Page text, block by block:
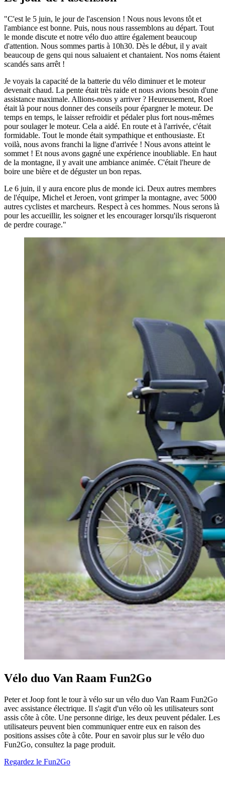
"C'est le 5 juin, le jour de l'ascension ! Nous nous levons tôt et
l'ambiance est bonne. Puis, nous nous rassemblons au départ. Tout
le monde discute et notre vélo duo attire également beaucoup
d'attention. Nous sommes partis à 10h30. Dès le début, il y avait
beaucoup de gens qui nous saluaient et chantaient. Nos noms étaient
scandés sans arrêt !
Je voyais la capacité de la batterie du vélo diminuer et le moteur
devenait chaud. La pente était très raide et nous avions besoin d'une
assistance maximale. Allions-nous y arriver ? Heureusement, Roel
était là pour nous donner des conseils pour épargner le moteur. De
temps en temps, le laisser refroidir et pédaler plus fort nous-mêmes
pour soulager le moteur. Cela a aidé. En route et à l'arrivée, c'était
formidable. Tout le monde était sympathique et enthousiaste. Et
voilà, nous avons franchi la ligne d'arrivée ! Nous avons atteint le
sommet ! Et nous avons gagné une expérience inoubliable. En haut
de la montagne, il y avait une ambiance animée. C'était l'heure de
boire une bière et de déguster un bon repas.
Le 6 juin, il y aura encore plus de monde ici. Deux autres membres
de l'équipe, Michel et Jeroen, vont grimper la montagne, avec 5000
autres cyclistes et marcheurs. Respect à ces hommes. Nous serons là
pour les accueillir, les soigner et les encourager lorsqu'ils risqueront
de perdre courage."
Vélo duo Van Raam Fun2Go
Peter et Joop font le tour à vélo sur un vélo duo Van Raam Fun2Go
avec assistance électrique. Il s'agit d'un vélo où les utilisateurs sont
assis côte à côte. Une personne dirige, les deux peuvent pédaler. Les
utilisateurs peuvent bien communiquer entre eux en raison des
positions assises côte à côte. Pour en savoir plus sur le vélo duo
Fun2Go, consultez la page produit.
Regardez le Fun2Go